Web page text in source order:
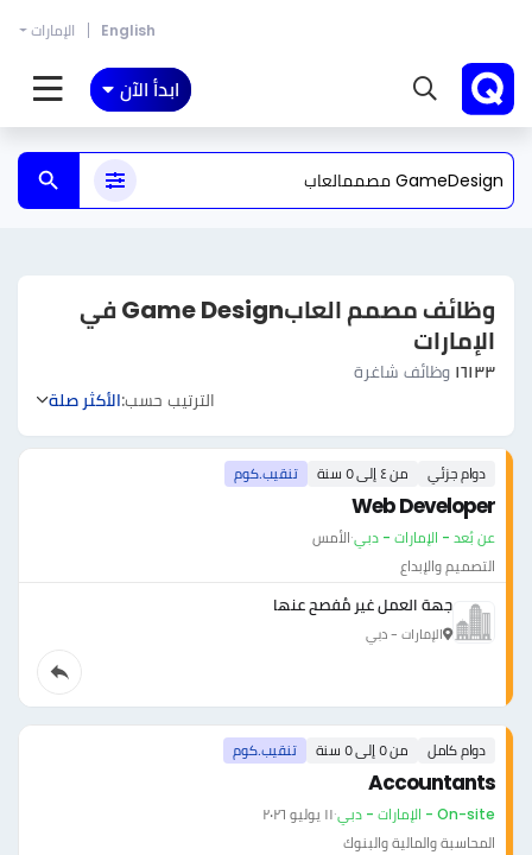
English الإمارات
ابدأ الآن
وظائف مصمم العابGame Design في
الإمارات
١٦١٣٣ وظائف شاغرة
الترتيب حسب:الأكثر صلة
دوام جزئي من ٤ إلى ٥ سنة تنقيب.كوم
Web Developer
عن بُعد - الإمارات - دبي·الأمس
التصميم والإبداع
جهة العمل غير مُفصح عنها
الإمارات - دبي
دوام كامل من ٥ إلى ٥ سنة تنقيب.كوم
Accountants
On-site - الإمارات - دبي ·١١ يوليو ٢٠٢٦
المحاسبة والمالية والبنوك